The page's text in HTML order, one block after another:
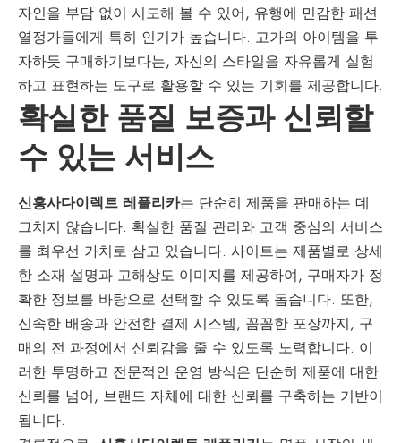
자인을 부담 없이 시도해 볼 수 있어, 유행에 민감한 패션
열정가들에게 특히 인기가 높습니다. 고가의 아이템을 투
자하듯 구매하기보다는, 자신의 스타일을 자유롭게 실험
하고 표현하는 도구로 활용할 수 있는 기회를 제공합니다.
확실한 품질 보증과 신뢰할
수 있는 서비스
신흥사다이렉트 레플리카는 단순히 제품을 판매하는 데
그치지 않습니다. 확실한 품질 관리와 고객 중심의 서비스
를 최우선 가치로 삼고 있습니다. 사이트는 제품별로 상세
한 소재 설명과 고해상도 이미지를 제공하여, 구매자가 정
확한 정보를 바탕으로 선택할 수 있도록 돕습니다. 또한,
신속한 배송과 안전한 결제 시스템, 꼼꼼한 포장까지, 구
매의 전 과정에서 신뢰감을 줄 수 있도록 노력합니다. 이
러한 투명하고 전문적인 운영 방식은 단순히 제품에 대한
신뢰를 넘어, 브랜드 자체에 대한 신뢰를 구축하는 기반이
됩니다.